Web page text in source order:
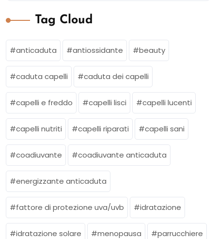
Tag Cloud
anticaduta antiossidante beauty
caduta capelli caduta dei capelli
capelli e freddo capelli lisci capelli lucenti
capelli nutriti capelli riparati capelli sani
coadiuvante coadiuvante anticaduta
energizzante anticaduta
fattore di protezione uva/uvb idratazione
idratazione solare menopausa parrucchiere